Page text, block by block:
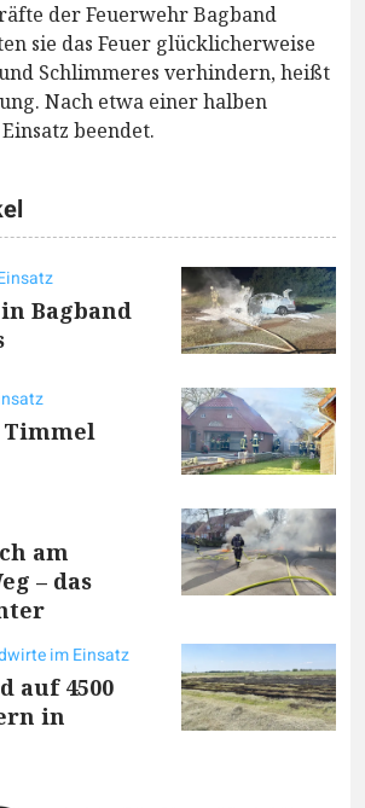
der Feuerwehr Bagband
sie das Feuer glücklicherweise
Schlimmeres verhindern, heißt
Nach etwa einer halben
beendet.
Bagband
Timmel
am
– das
im Einsatz
auf 4500
in